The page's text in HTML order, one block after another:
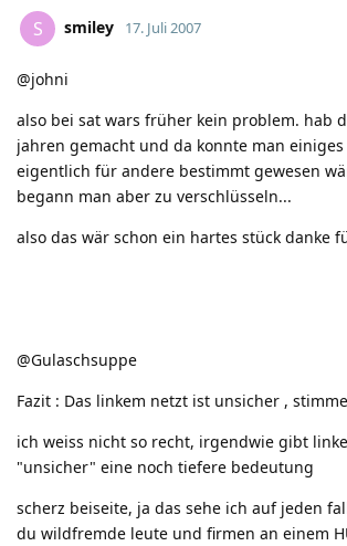
S smiley 17. Juli 2007
@johni
also bei sat wars früher kein problem. hab
jahren gemacht und da konnte man
eigentlich für andere bestimmt gewesen
begann man aber zu verschlüsseln...
also das wär schon ein hartes stück danke
@Gulaschsuppe
Fazit : Das linkem netzt ist unsicher ,
ich weiss nicht so recht, irgendwie gibt
"unsicher" eine noch tiefere bedeutung
scherz beiseite, ja das sehe ich auf jeden
du wildfremde leute und firmen an einem